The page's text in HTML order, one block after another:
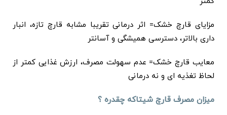
مزایای قارچ خشک= اثر درمانی تقریبا مشابه قارچ تازه، انبار
داری بالاتر، دسترسی همیشگی و آسانتر
معایب قارچ خشک= عدم سهولت مصرف، ارزش غذایی کمتر از
لحاظ تغذیه ای و نه درمانی
میزان مصرف قارچ شیتاکه چقدره ؟